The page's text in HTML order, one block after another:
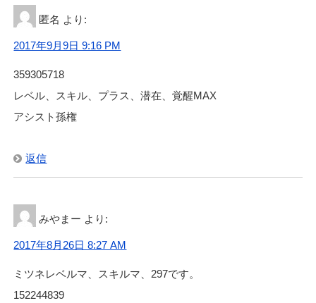
匿名 より:
2017年9月9日 9:16 PM
359305718
レベル、スキル、プラス、潜在、覚醒MAX
アシスト孫権
返信
みやまー より:
2017年8月26日 8:27 AM
ミツネレベルマ、スキルマ、297です。
152244839